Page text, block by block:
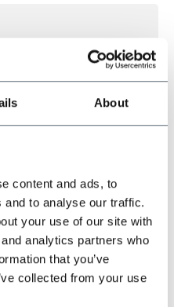
About
content and ads, to
to analyse our traffic.
your use of our site with
analytics partners who
that you’ve
collected from your use
atWebwinkel-keurmerk